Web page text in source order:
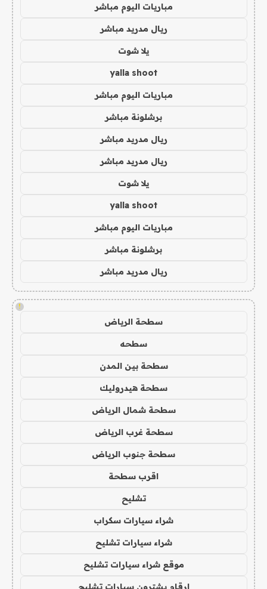
مباريات اليوم مباشر
ريال مدريد مباشر
يلا شوت
yalla shoot
مباريات اليوم مباشر
برشلونة مباشر
ريال مدريد مباشر
ريال مدريد مباشر
يلا شوت
yalla shoot
مباريات اليوم مباشر
برشلونة مباشر
ريال مدريد مباشر
!
سطحة الرياض
سطحه
سطحة بين المدن
سطحة هيدروليك
سطحة شمال الرياض
سطحة غرب الرياض
سطحة جنوب الرياض
اقرب سطحة
تشليح
شراء سيارات سكراب
شراء سيارات تشليح
موقع شراء سيارات تشليح
ارقام يشترون سيارات تشليح